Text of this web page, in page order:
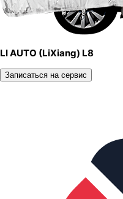
LI AUTO (LiXiang) L8
Записаться на сервис